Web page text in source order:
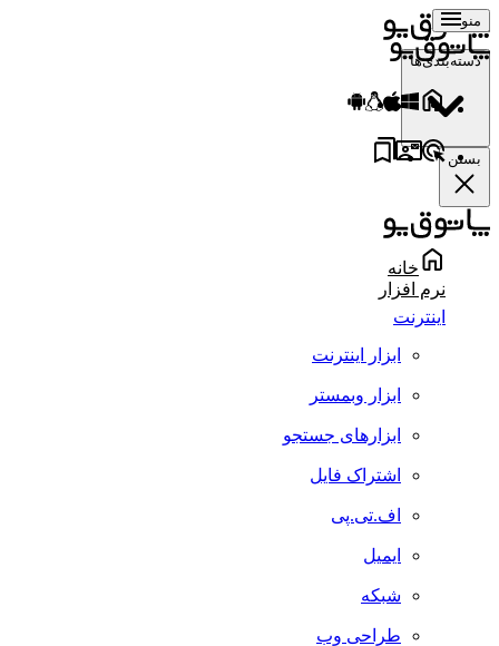
منو
دسته‌بندی‌ها
بستن
خانه
نرم افزار
اینترنت
ابزار اینترنت
ابزار وبمستر
ابزارهای جستجو
اشتراک فایل
اف.تی.پی
ایمیل
شبکه
طراحی وب